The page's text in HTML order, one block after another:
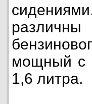
мощный с
1,6 литра.